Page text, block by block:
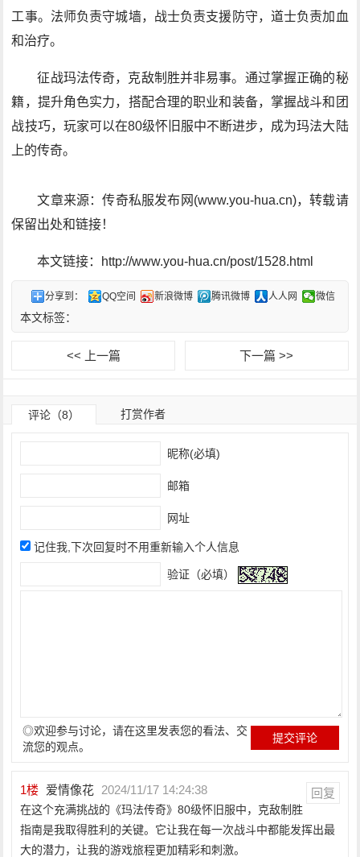
工事。法师负责守城墙，战士负责支援防守，道士负责加血
和治疗。
征战玛法传奇，克敌制胜并非易事。通过掌握正确的秘
籍，提升角色实力，搭配合理的职业和装备，掌握战斗和团
战技巧，玩家可以在80级怀旧服中不断进步，成为玛法大陆
上的传奇。
文章来源：传奇私服发布网(www.you-hua.cn)，转载请
保留出处和链接！
本文链接：http://www.you-hua.cn/post/1528.html
分享到： QQ空间 新浪微博 腾讯微博 人人网 微信
本文标签：
<< 上一篇 下一篇 >>
评论（8） 打赏作者
昵称(必填)
邮箱
网址
记住我,下次回复时不用重新输入个人信息
验证（必填）
◎欢迎参与讨论，请在这里发表您的看法、交
流您的观点。
1楼 爱情像花 2024/11/17 14:24:38 回复
在这个充满挑战的《玛法传奇》80级怀旧服中，克敌制胜
指南是我取得胜利的关键。它让我在每一次战斗中都能发挥出最
大的潜力，让我的游戏旅程更加精彩和刺激。